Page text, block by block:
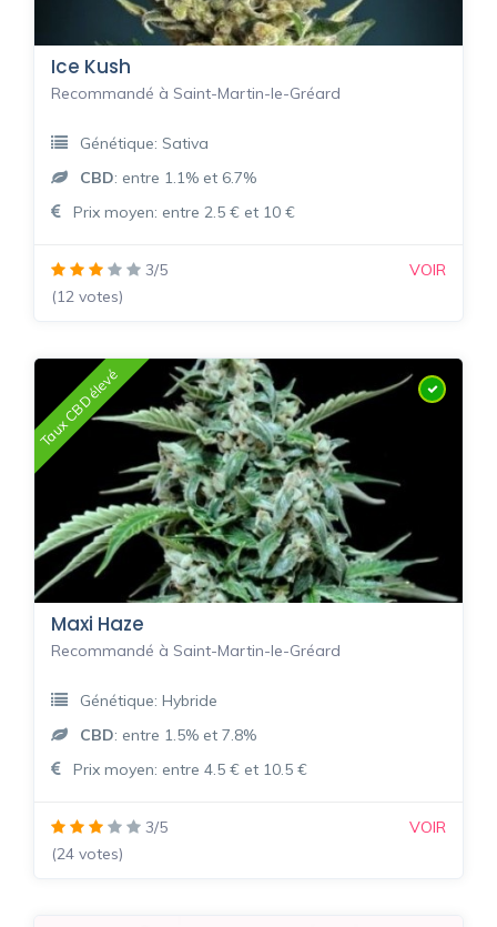
Ice Kush
Recommandé à Saint-Martin-le-Gréard
Génétique: Sativa
CBD: entre 1.1% et 6.7%
Prix moyen: entre 2.5 € et 10 €
3/5
(12 votes)
VOIR
Taux CBD élevé
Maxi Haze
Recommandé à Saint-Martin-le-Gréard
Génétique: Hybride
CBD: entre 1.5% et 7.8%
Prix moyen: entre 4.5 € et 10.5 €
3/5
(24 votes)
VOIR